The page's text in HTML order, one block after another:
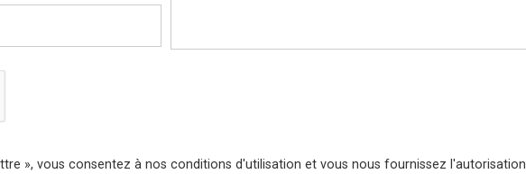
», vous consentez à nos conditions d'utilisation et vous nous fournissez l'autorisation